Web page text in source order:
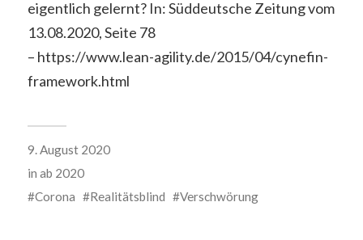
eigentlich gelernt? In: Süddeutsche Zeitung vom
13.08.2020, Seite 78
– https://www.lean-agility.de/2015/04/cynefin-
framework.html
9. August 2020
in ab 2020
Corona
Realitätsblind Verschwörung